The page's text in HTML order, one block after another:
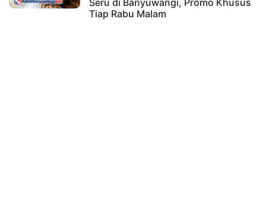
Seru di Banyuwangi, Promo Khusus
Tiap Rabu Malam